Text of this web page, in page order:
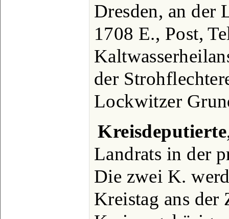
Dresden, an der
1708 E., Post,
der
Lockwitzer
Kreisdeputierte
Landrats in der
Die zwei K.
Kreistag ans der